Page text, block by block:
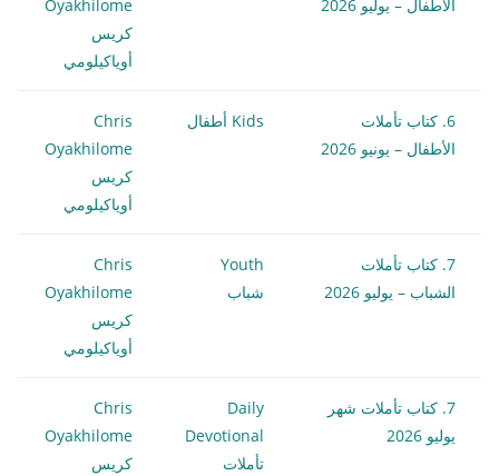
الأطفال – يوليو 2026
Oyakhilome
كريس
أوياكيلومي
6. كتاب تأملات
الأطفال – يونيو 2026
Kids أطفال
Chris
Oyakhilome
كريس
أوياكيلومي
7. كتاب تأملات
الشباب – يوليو 2026
Youth
شباب
Chris
Oyakhilome
كريس
أوياكيلومي
7. كتاب تأملات شهر
يوليو 2026
Daily
Devotional
تأملات
Chris
Oyakhilome
كريس